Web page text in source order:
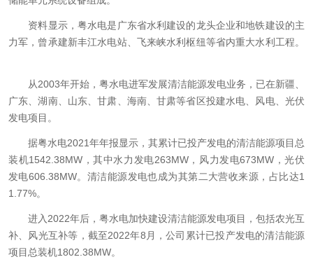
资料显示，粤水电是广东省水利建设的龙头企业和地铁建设的主
力军，曾承建新丰江水电站、飞来峡水利枢纽等省内重大水利工程。
从2003年开始，粤水电进军发展清洁能源发电业务，已在新疆、
广东、湖南、山东、甘肃、海南、甘肃等省区投建水电、风电、光伏
发电项目。
据粤水电2021年年报显示，其累计已投产发电的清洁能源项目总
装机1542.38MW，其中水力发电263MW，风力发电673MW，光伏
发电606.38MW。清洁能源发电也成为其第二大营收来源，占比达1
1.77%。
进入2022年后，粤水电加快建设清洁能源发电项目，包括农光互
补、风光互补等，截至2022年8月，公司累计已投产发电的清洁能源
项目总装机1802.38MW。